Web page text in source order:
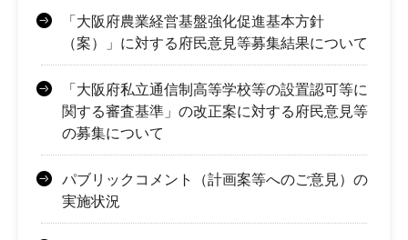
「大阪府農業経営基盤強化促進基本方針
（案）」に対する府民意見等募集結果について
「大阪府私立通信制高等学校等の設置認可等に
関する審査基準」の改正案に対する府民意見等
の募集について
パブリックコメント（計画案等へのご意見）の
実施状況